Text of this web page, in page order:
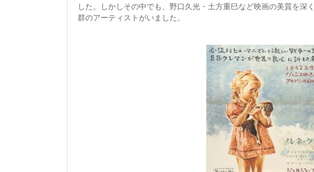
した。しかしその中でも、野口久光・土方重巳など映画の美質を深
群のアーティストがいました。